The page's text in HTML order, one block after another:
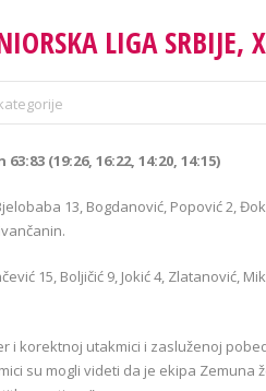
LIGA SRBIJE,
(19:26, 16:22, 14:20, 14:15)
13, Bogdanović, Popović 2,
15, Boljičić 9, Jokić 4, Zlatanović,
i korektnoj utakmici i zasluženoj
su mogli videti da je ekipa Zemuna